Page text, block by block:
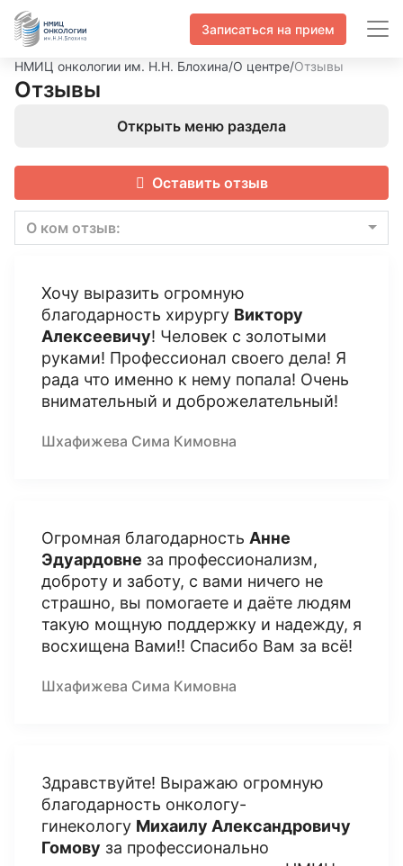
Записаться на прием
НМИЦ онкологии им. Н.Н. Блохина/О центре/Отзывы
Отзывы
Открыть меню раздела
Оставить отзыв
О ком отзыв:
Хочу выразить огромную
благодарность хирургу Виктору
Алексеевичу! Человек с золотыми
руками! Профессионал своего дела! Я
рада что именно к нему попала! Очень
внимательный и доброжелательный!
Шхафижева Сима Кимовна
Огромная благодарность Анне
Эдуардовне за профессионализм,
доброту и заботу, с вами ничего не
страшно, вы помогаете и даёте людям
такую мощную поддержку и надежду, я
восхищена Вами!! Спасибо Вам за всё!
Шхафижева Сима Кимовна
Здравствуйте! Выражаю огромную
благодарность онкологу-
гинекологу Михаилу Александровичу
Гомову за профессионально